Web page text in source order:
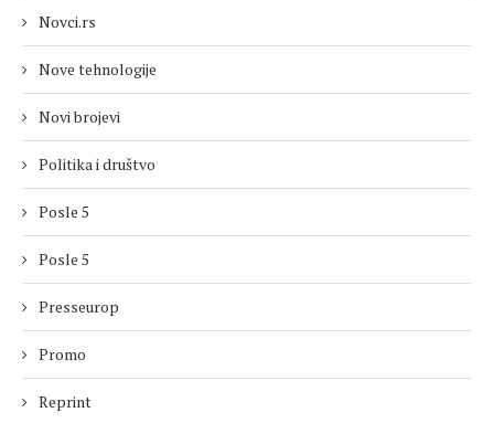
Novci.rs
Nove tehnologije
Novi brojevi
Politika i društvo
Posle 5
Posle 5
Presseurop
Promo
Reprint